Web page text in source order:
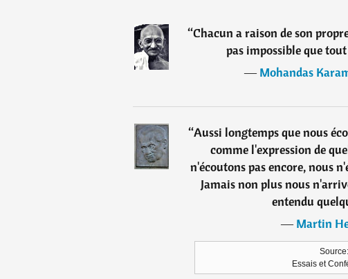
“Chacun a raison de son
pas impossible que
―Mohandas
“Aussi longtemps que nous
comme l'expression de
n'écoutons pas encore, nous
Jamais non plus nous
entendu
―Martin
Source:
Essais et